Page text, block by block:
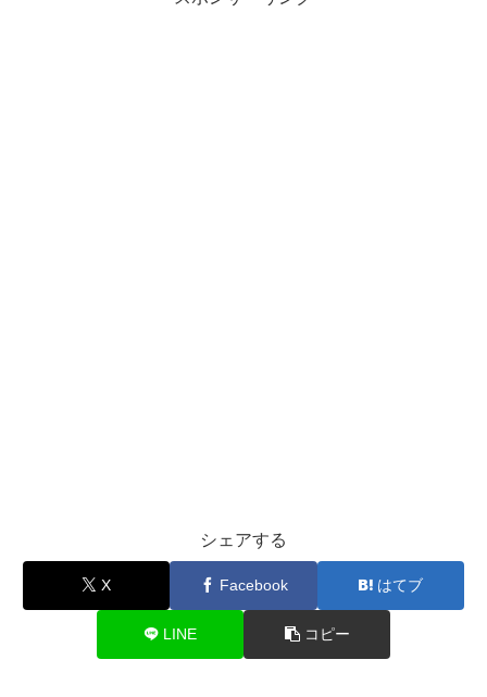
シェアする
X Facebook はてブ
LINE コピー